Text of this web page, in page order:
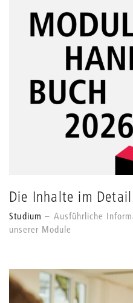
Die Inhalte im Detail
Studium
Ausführliche
unserer Module